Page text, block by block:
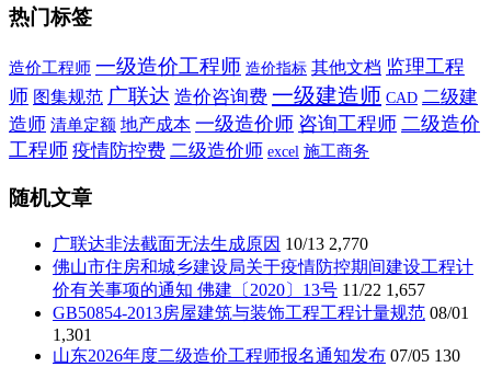
热门标签
造价工程师 一级造价工程师 造价指标 其他文档 监理工程
师 图集规范 广联达 造价咨询费 一级建造师 CAD 二级建
造师 清单定额 地产成本 一级造价师 咨询工程师 二级造价
工程师 疫情防控费 二级造价师 excel 施工商务
随机文章
广联达非法截面无法生成原因 10/13 2,770
佛山市住房和城乡建设局关于疫情防控期间建设工程计
价有关事项的通知 佛建〔2020〕13号 11/22 1,657
GB50854-2013房屋建筑与装饰工程工程计量规范 08/01
1,301
山东2026年度二级造价工程师报名通知发布 07/05 130